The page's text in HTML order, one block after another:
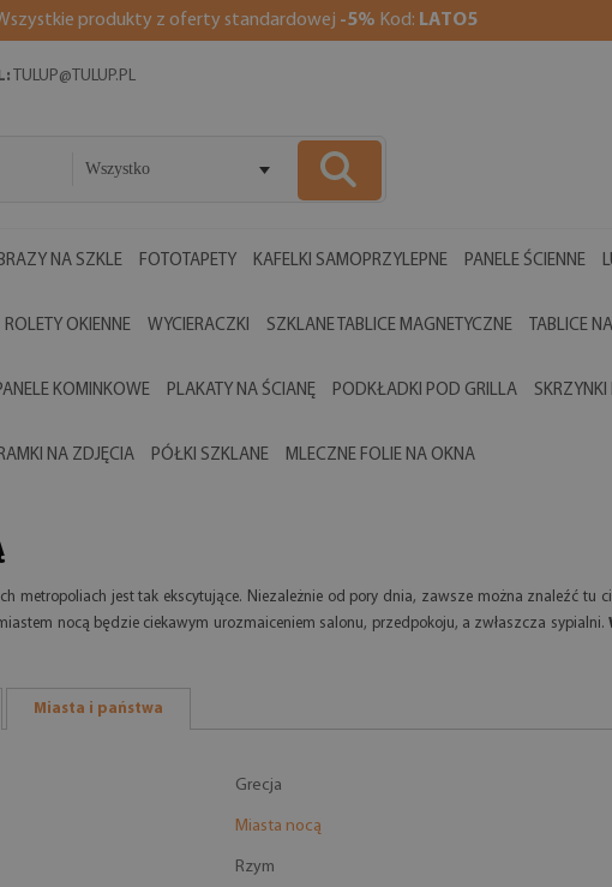
produkty z oferty standardowej -5% Kod: LATO5
TULUP@TULUP.PL
Wszystko
NA SZKLE FOTOTAPETY KAFELKI SAMOPRZYLEPNE PANELE ŚCIENNE
ROLETY OKIENNE WYCIERACZKI SZKLANE TABLICE MAGNETYCZNE TABLICE
KOMINKOWE PLAKATY NA ŚCIANĘ PODKŁADKI POD GRILLA SKRZYNKI
NA ZDJĘCIA PÓŁKI SZKLANE MLECZNE FOLIE NA OKNA
metropoliach jest tak ekscytujące. Niezależnie od pory dnia, zawsze można znaleźć
nocą będzie ciekawym urozmaiceniem salonu, przedpokoju, a zwłaszcza sypialni.
Miasta i państwa
Grecja
Miasta nocą
Rzym